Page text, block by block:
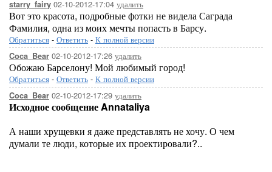
starry_fairy 02-10-2012-17:04 удалить
Вот это красота, подробные фотки не видела Саграда
Фамилия, одна из моих мечты попасть в Барсу.
Обратиться - Ответить - К полной версии
Coca_Bear 02-10-2012-17:26 удалить
Обожаю Барселону! Мой любимый город!
Обратиться - Ответить - К полной версии
Coca_Bear 02-10-2012-17:29 удалить
Исходное сообщение Annataliya
А наши хрущевки я даже представлять не хочу. О чем
думали те люди, которые их проектировали?..